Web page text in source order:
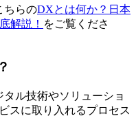
ちらのDXとは何か？日本
解説！ をご覧くださ
ル技術やソリューショ
スに取り入れるプロセス